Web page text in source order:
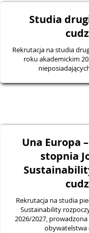
Studia
Rekrutacja na studia
roku akademickim
Una Europa
stopnia
Rekrutacja na studia
Sustainability
2026/2027,
obywatelstwa